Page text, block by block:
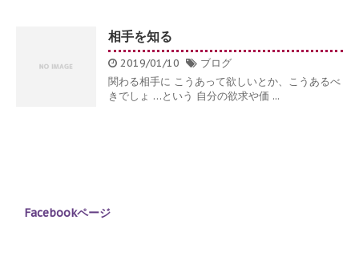
相手を知る
2019/01/10
ブログ
関わる相手に こうあって欲しいとか、こうあるべ
きでしょ …という 自分の欲求や価 ...
Facebookページ